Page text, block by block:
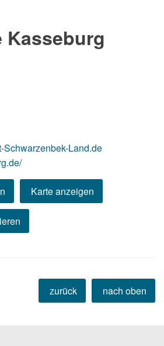
Kasseburg
Schwarzenbek-Land.de
Karte anzeigen
zurück nach oben